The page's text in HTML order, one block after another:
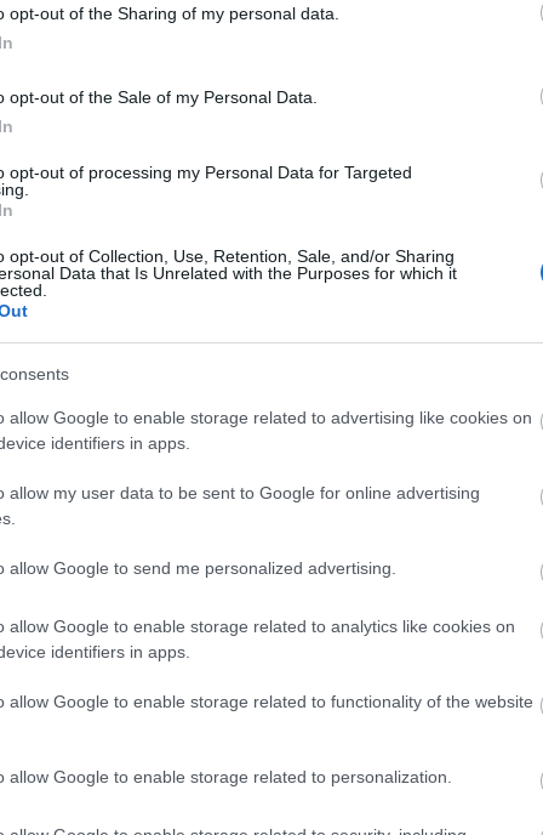
opt-out of the Sharing of my personal data.
opt-out of the Sale of my Personal Data.
opt-out of processing my Personal Data for Targeted
opt-out of Collection, Use, Retention, Sale, and/or Sharing
Data that Is Unrelated with the Purposes for which it
allow Google to enable storage related to advertising like cookies on
identifiers in apps.
allow my user data to be sent to Google for online advertising
allow Google to send me personalized advertising.
allow Google to enable storage related to analytics like cookies on
identifiers in apps.
allow Google to enable storage related to functionality of the website
allow Google to enable storage related to personalization.
arra, hogy tágas, élhető maradjon az utca
éttermek működtetésére is alkalmas legyen. A
lehet rajta közlekedni, parkolni, sok
Szántó Zoltán hozzátette, hogy a szűkös úttest
hogy tehermentesítsük a főutcát. Ezért is
buszokkal, és szeretnénk a kerékpároskultúrát
teret nyitni a közlekedésre – tette hozzá.
az itt élők komfortérzetének javításáért vagy az
meg egy-egy fejlesztést. Hozzátette, ugyanaz a
a lakótelep épült Pakson. – Nekünk,
erre a folyamatra és elsődleges szempont legyen,
városfejlesztésből, olyan beruházásokat
gondolok itt az elektromos közösségi
Atom tér rehabilitációjára. Ha nem lenne a Paks
meg – fogalmazott. – Tökéletes az egyetértés
és Süli János miniszter között abban, hogy a
megvalósítani. Ezért nagyon fontos, hogy olyan
meg Pakson, amelyek tehermentesítik a várost,
szemlélet alapján zajlanak az
történik a szolgáltatások bővítése – hangsúlyozta
kilencven százalékát már felújították, és a
a környezetük nagy része is új köntösbe öltözött,
a tömbbelsőfelújítási program az óvárosban
közbeszerzés a Kápolna utcai bölcsődeépület